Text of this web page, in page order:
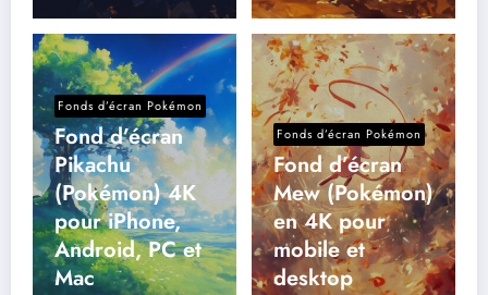
Fonds d’écran Pokémon
Fond d’écran
Pikachu
(Pokémon) 4K
pour iPhone,
Android, PC et
Mac
Fonds d’écran Pokémon
Fond d’écran
Mew (Pokémon)
en 4K pour
mobile et
desktop